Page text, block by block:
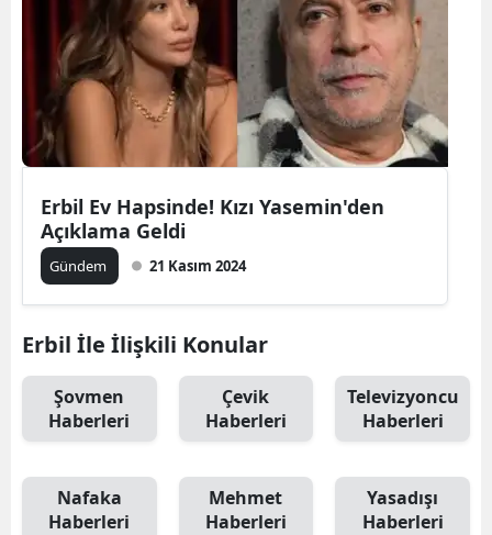
Erbil Ev Hapsinde! Kızı Yasemin'den
Açıklama Geldi
Gündem 21 Kasım 2024
Erbil İle İlişkili Konular
Şovmen
Haberleri
Çevik
Haberleri
Televizyoncu
Haberleri
Nafaka
Haberleri
Mehmet
Haberleri
Yasadışı
Haberleri